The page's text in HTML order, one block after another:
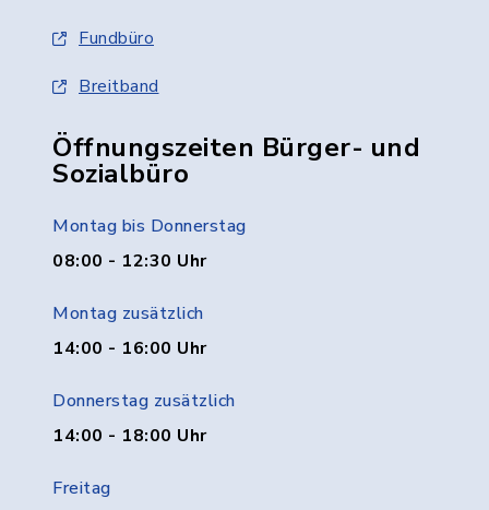
Fundbüro
Breitband
Öffnungszeiten Bürger- und
Sozialbüro
Montag bis Donnerstag
08:00 - 12:30 Uhr
Montag zusätzlich
14:00 - 16:00 Uhr
Donnerstag zusätzlich
14:00 - 18:00 Uhr
Freitag